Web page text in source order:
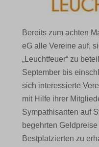
Bereits zum achten
eG alle Vereine auf,
„Leuchtfeuer“ zu
September bis
sich interessierte
mit Hilfe ihrer
Sympathisanten auf
begehrten
Bestplatzierten zu